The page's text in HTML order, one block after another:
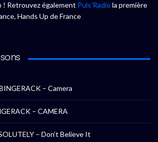
! Retrouvez également Puls’Radio la première
Hands Up de France
– Camera
– CAMERA
– Don’t Believe It